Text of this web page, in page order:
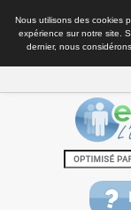
Nous utilisons des cookies
expérience sur notre site.
dernier, nous